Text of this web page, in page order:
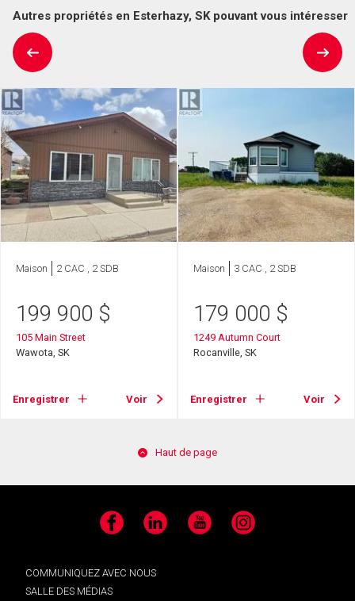
Autres propriétés en Esterhazy, SK pouvant vous intéresser
Maison 2 CAC , 2 SDB
199 900 $
105 Main Street
Wawota, SK
Enregistrer Voir
Maison 3 CAC , 2 SDB
179 000 $
1249 Autumn Court
Rocanville, SK
Enregistrer Voir
Haut de page
Facebook LinkedIn YouTube Instagram
COMMUNIQUEZ AVEC NOUS
SALLE DES MÉDIAS